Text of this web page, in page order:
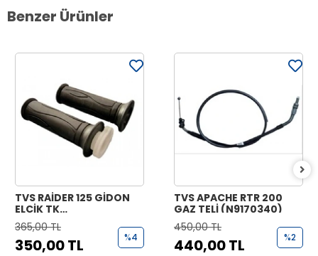
Benzer Ürünler
TVS RAİDER 125 GİDON
ELCİK TK
(N9221070+N9221170)
365,00 TL
350,00 TL %4
TVS APACHE RTR 200
GAZ TELİ (N9170340)
450,00 TL
440,00 TL %2